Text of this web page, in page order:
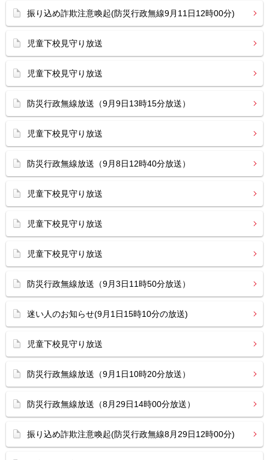
振り込め詐欺注意喚起(防災行政無線9月11日12時00分)
児童下校見守り放送
児童下校見守り放送
防災行政無線放送（9月9日13時15分放送）
児童下校見守り放送
防災行政無線放送（9月8日12時40分放送）
児童下校見守り放送
児童下校見守り放送
児童下校見守り放送
防災行政無線放送（9月3日11時50分放送）
迷い人のお知らせ(9月1日15時10分の放送)
児童下校見守り放送
防災行政無線放送（9月1日10時20分放送）
防災行政無線放送（8月29日14時00分放送）
振り込め詐欺注意喚起(防災行政無線8月29日12時00分)